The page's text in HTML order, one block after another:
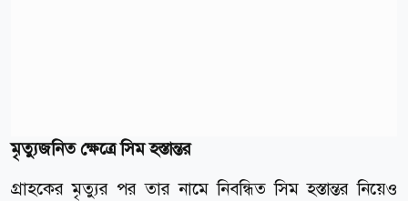
মৃত্যুজনিত ক্ষেত্রে সিম হস্তান্তর
গ্রাহকের মৃত্যুর পর তার নামে নিবন্ধিত সিম হস্তান্তর নিয়েও